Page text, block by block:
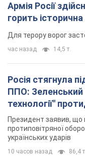
Армія Росії
горить
Для терору ворог
час назад 14,5 т.
Росія стягнула
ППО: Зеленський
технології"
Президент заявив, що
протиповітряної
українських ударів
10 часов назад 86,4